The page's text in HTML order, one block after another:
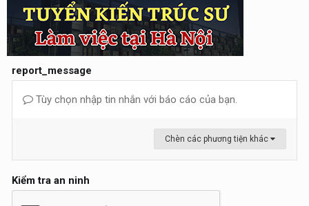
report_message
Tùy chọn nhập tin nhắn với báo cáo của bạn.
Chèn các phương tiện khác
Kiểm tra an ninh